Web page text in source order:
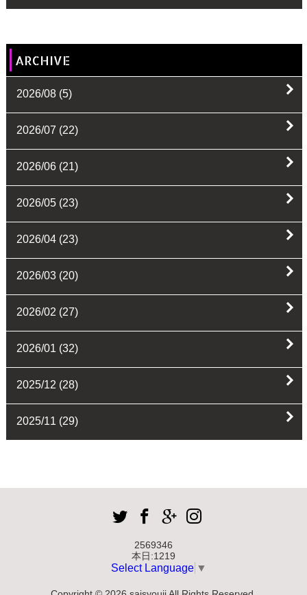
ARCHIVE
2026/08(5)
2026/07 (22)
2026/06(21)
2026/05(23)
2026/04(23)
2026/03(20)
2026/02 (27)
2026/01 (32)
2025/12 (28)
2025/11 (29)
2569346
本日:1219
Select Language ▼